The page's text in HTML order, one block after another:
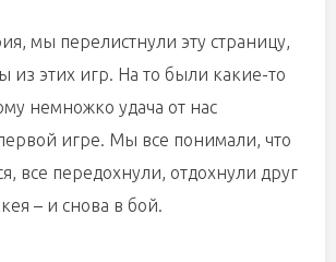
мы перелистнули эту страницу,
из этих игр. На то были какие-то
немножко удача от нас
игре. Мы все понимали, что
все передохнули, отдохнули друг
– и снова в бой.